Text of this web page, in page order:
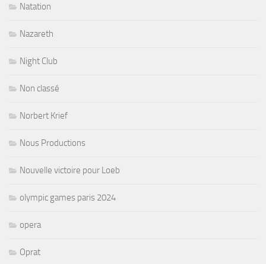
Natation
Nazareth
Night Club
Non classé
Norbert Krief
Nous Productions
Nouvelle victoire pour Loeb
olympic games paris 2024
opera
Oprat